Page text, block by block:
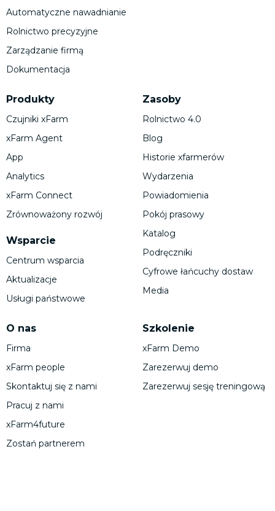
Automatyczne nawadnianie
Rolnictwo precyzyjne
Zarządzanie firmą
Dokumentacja
Produkty
Czujniki xFarm
xFarm Agent
App
Analytics
xFarm Connect
Zrównoważony rozwój
Wsparcie
Centrum wsparcia
Aktualizacje
Usługi państwowe
O nas
Firma
xFarm people
Skontaktuj się z nami
Pracuj z nami
xFarm4future
Zostań partnerem
Zasoby
Rolnictwo 4.0
Blog
Historie xfarmerów
Wydarzenia
Powiadomienia
Pokój prasowy
Katalog
Podręczniki
Cyfrowe łańcuchy dostaw
Media
Szkolenie
xFarm Demo
Zarezerwuj demo
Zarezerwuj sesję treningową